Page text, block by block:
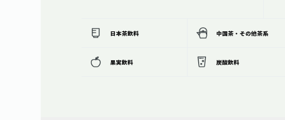
日本茶飲料 中国茶・その他茶系
果実飲料 炭酸飲料